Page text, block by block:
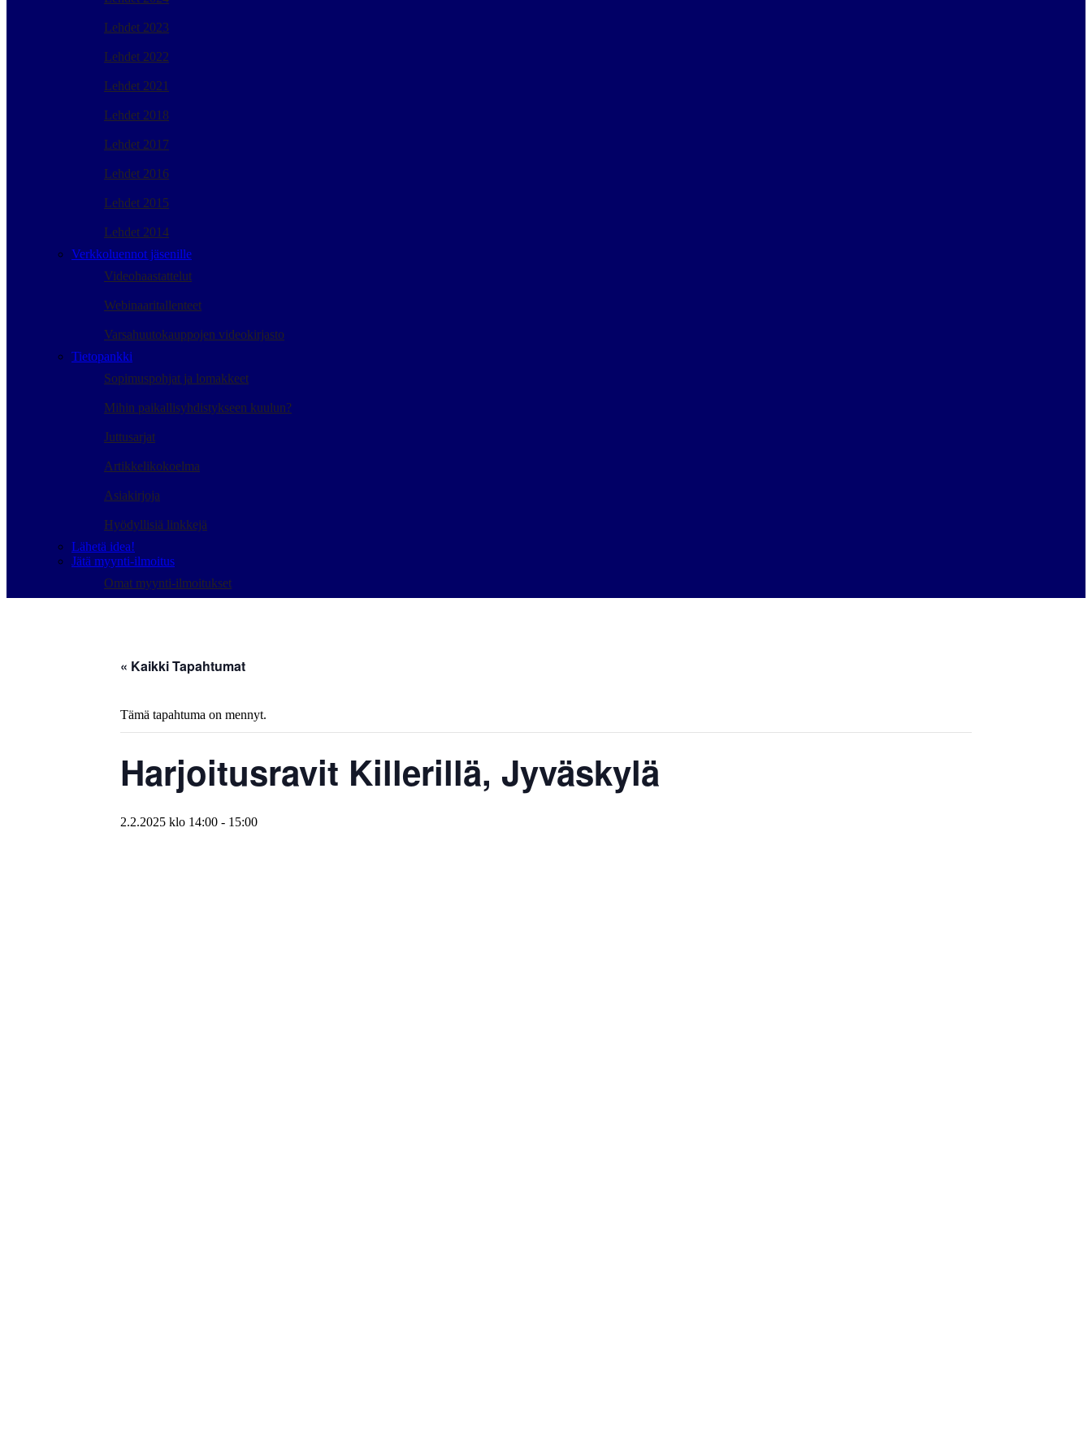
Lehdet 2023
Lehdet 2022
Lehdet 2021
Lehdet 2018
Lehdet 2017
Lehdet 2016
Lehdet 2015
Lehdet 2014
Verkkoluennot jäsenille
Videohaastattelut
Webinaaritallenteet
Varsahuutokauppojen videokirjasto
Tietopankki
Sopimuspohjat ja lomakkeet
Mihin paikallisyhdistykseen kuulun?
Juttusarjat
Artikkelikokoelma
Asiakirjoja
Hyödyllisiä linkkejä
Lähetä idea!
Jätä myynti-ilmoitus
Omat myynti-ilmoitukset
« Kaikki Tapahtumat
Tämä tapahtuma on mennyt.
Harjoitusravit Killerillä, Jyväskylä
2.2.2025 klo 14:00 - 15:00